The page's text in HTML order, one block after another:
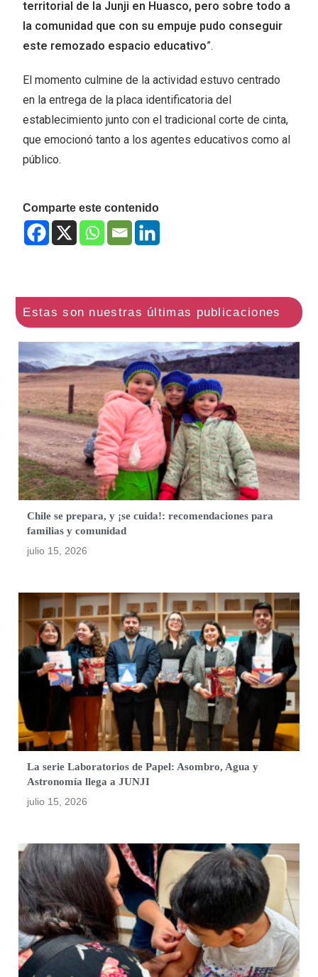
territorial de la Junji en Huasco, pero sobre todo a
la comunidad que con su empuje pudo conseguir
este remozado espacio educativo”.
El momento culmine de la actividad estuvo centrado
en la entrega de la placa identificatoria del
establecimiento junto con el tradicional corte de cinta,
que emocionó tanto a los agentes educativos como al
público.
Comparte este contenido
Chile se prepara, y ¡se cuida!: recomendaciones para
familias y comunidad
julio 15, 2026
La serie Laboratorios de Papel: Asombro, Agua y
Astronomía llega a JUNJI
julio 15, 2026